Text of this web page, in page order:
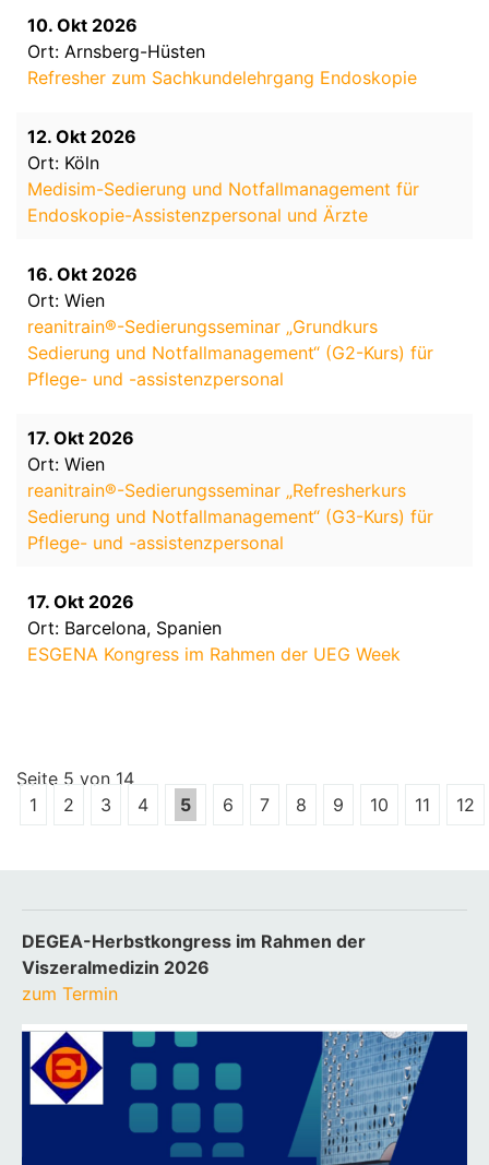
10. Okt 2026
Ort: Arnsberg-Hüsten
Refresher zum Sachkundelehrgang Endoskopie
12. Okt 2026
Ort: Köln
Medisim-Sedierung und Notfallmanagement für
Endoskopie-Assistenzpersonal und Ärzte
16. Okt 2026
Ort: Wien
reanitrain®-Sedierungsseminar „Grundkurs
Sedierung und Notfallmanagement“ (G2-Kurs) für
Pflege- und -assistenzpersonal
17. Okt 2026
Ort: Wien
reanitrain®-Sedierungsseminar „Refresherkurs
Sedierung und Notfallmanagement“ (G3-Kurs) für
Pflege- und -assistenzpersonal
17. Okt 2026
Ort: Barcelona, Spanien
ESGENA Kongress im Rahmen der UEG Week
Seite 5 von 14
1
2 3 4 5 6 7 8 9 10 11 12
DEGEA-Herbstkongress im Rahmen der
Viszeralmedizin 2026
zum Termin